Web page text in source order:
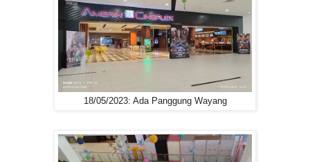
18/05/2023: Ada Panggung Wayang